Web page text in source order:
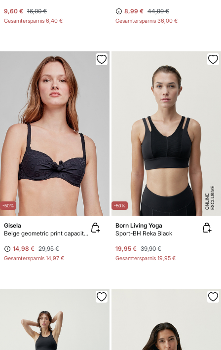
9,60 € 16,00 €
Gesamtersparnis 6,40 €
8,99 € 44,99 €
Gesamtersparnis 36,00 €
-50%
Gisela
Beige geometric print capacity bikini top
14,98 € 29,95 €
Gesamtersparnis 14,97 €
-50% E
X
C
L
U
SI
V
E
O
N
LI
N
E
Born Living Yoga
Sport-BH Reka Black
19,95 € 39,90 €
Gesamtersparnis 19,95 €